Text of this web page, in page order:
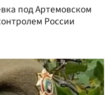
под Артемовском
России